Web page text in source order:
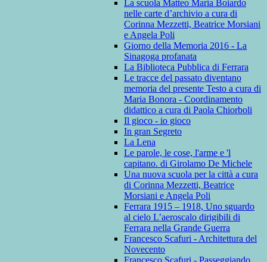
La scuola Matteo Maria Boiardo
nelle carte d’archivio a cura di
Corinna Mezzetti, Beatrice Morsiani
e Angela Poli
Giorno della Memoria 2016 - La
Sinagoga profanata
La Biblioteca Pubblica di Ferrara
Le tracce del passato diventano
memoria del presente Testo a cura di
Maria Bonora - Coordinamento
didattico a cura di Paola Chiorboli
Il gioco - io gioco
In gran Segreto
La Lena
Le parole, le cose, l'arme e 'l
capitano. di Girolamo De Michele
Una nuova scuola per la città a cura
di Corinna Mezzetti, Beatrice
Morsiani e Angela Poli
Ferrara 1915 – 1918, Uno sguardo
al cielo L’aeroscalo dirigibili di
Ferrara nella Grande Guerra
Francesco Scafuri - Architettura del
Novecento